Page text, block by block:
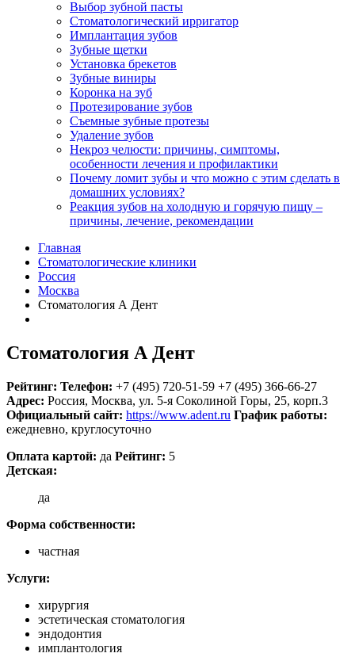
Выбор зубной пасты
Стоматологический ирригатор
Имплантация зубов
Зубные щетки
Установка брекетов
Зубные виниры
Коронка на зуб
Протезирование зубов
Съемные зубные протезы
Удаление зубов
Некроз челюсти: причины, симптомы,
особенности лечения и профилактики
Почему ломит зубы и что можно с этим сделать в
домашних условиях?
Реакция зубов на холодную и горячую пищу –
причины, лечение, рекомендации
Главная
Стоматологические клиники
Россия
Москва
Стоматология А Дент
Стоматология А Дент
Рейтинг: Телефон: +7 (495) 720-51-59 +7 (495) 366-66-27
Адрес: Россия, Москва, ул. 5-я Соколиной Горы, 25, корп.3
Официальный сайт: https://www.adent.ru График работы:
ежедневно, круглосуточно
Оплата картой: да Рейтинг: 5
Детская:
да
Форма собственности:
частная
Услуги:
хирургия
эстетическая стоматология
эндодонтия
имплантология